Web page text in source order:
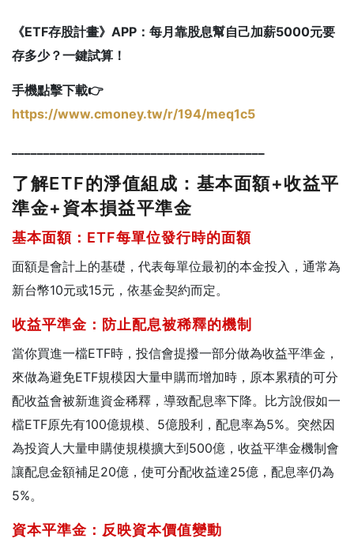
《ETF存股計畫》APP：每月靠股息幫自己加薪5000元要
存多少？一鍵試算！
手機點擊下載👉
https://www.cmoney.tw/r/194/meq1c5
了解ETF的淨值組成：基本面額+收益平
準金+資本損益平準金
基本面額：ETF每單位發行時的面額
面額是會計上的基礎，代表每單位最初的本金投入，通常為
新台幣10元或15元，依基金契約而定。
收益平準金：防止配息被稀釋的機制
當你買進一檔ETF時，投信會提撥一部分做為收益平準金，
來做為避免ETF規模因大量申購而增加時，原本累積的可分
配收益會被新進資金稀釋，導致配息率下降。比方說假如一
檔ETF原先有100億規模、5億股利，配息率為5%。突然因
為投資人大量申購使規模擴大到500億，收益平準金機制會
讓配息金額補足20億，使可分配收益達25億，配息率仍為
5%。
資本平準金：反映資本價值變動